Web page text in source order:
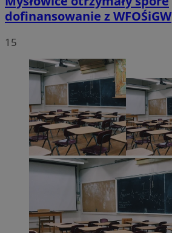
dofinansowanie z WFOŚiGW
15